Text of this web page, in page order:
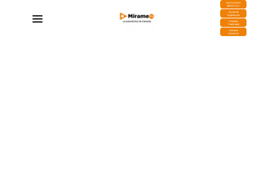
DESCARGA
MIRAPLAY
Buzón de
Sugerencias
Contratar
Publicidad
Contacto
Comercial